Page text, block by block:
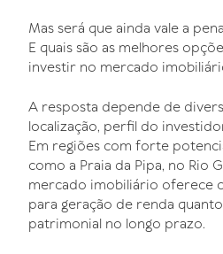
Mas será que ainda vale a
E quais são as melhores
investir no mercado
A resposta depende de
localização, perfil do
Em regiões com forte
como a Praia da Pipa, no Rio
mercado imobiliário oferece
para geração de renda
patrimonial no longo prazo.